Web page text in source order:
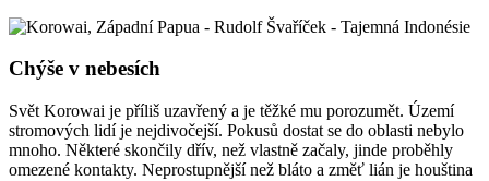
Chýše v nebesích
Svět Korowai je příliš uzavřený a je těžké mu porozumět. Území
stromových lidí je nejdivočejší. Pokusů dostat se do oblasti nebylo
mnoho. Některé skončily dřív, než vlastně začaly, jinde proběhly
omezené kontakty. Neprostupnější než bláto a změť lián je houština